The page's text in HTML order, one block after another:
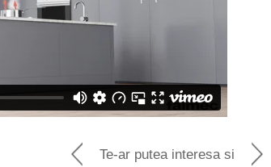
Te-ar putea interesa si